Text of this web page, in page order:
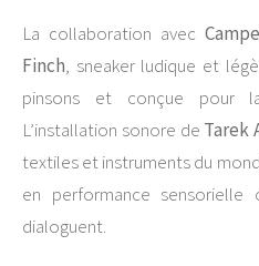
La collaboration avec
Finch, sneaker ludique et
pinsons et conçue pour
L’installation sonore de Tarek
textiles et instruments du
en performance
dialoguent.